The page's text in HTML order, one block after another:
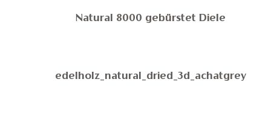
Natural 8000 gebürstet Diele
edelholz_natural_dried_3d_achatgrey